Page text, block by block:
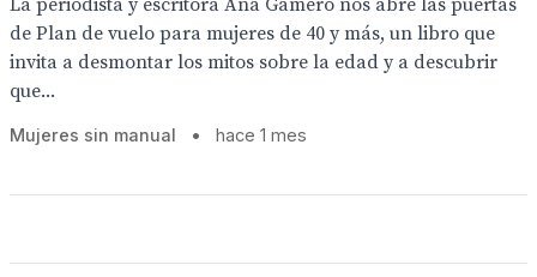
La periodista y escritora Ana Gamero nos abre las puertas
de Plan de vuelo para mujeres de 40 y más, un libro que
invita a desmontar los mitos sobre la edad y a descubrir
que...
Mujeres sin manual • hace 1 mes